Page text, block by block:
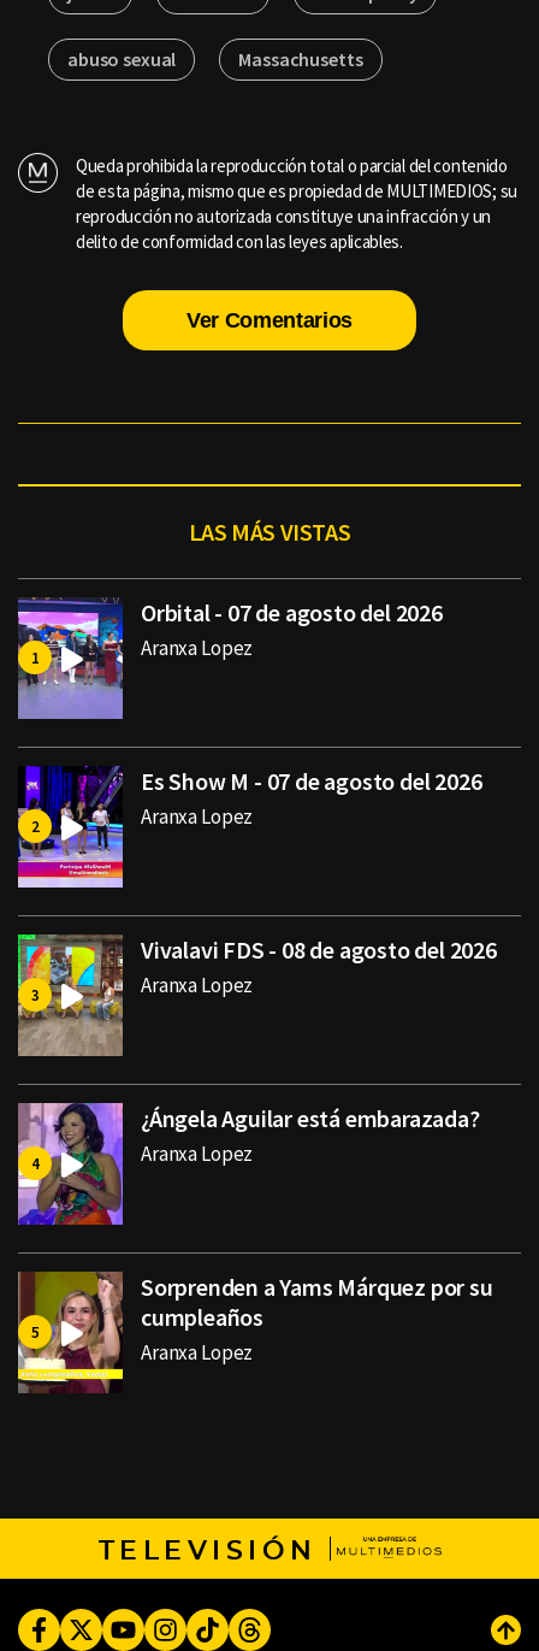
abuso sexual Massachusetts
Queda prohibida la reproducción total o parcial del contenido
de esta página, mismo que es propiedad de MULTIMEDIOS; su
reproducción no autorizada constituye una infracción y un
delito de conformidad con las leyes aplicables.
Ver Comentarios
LAS MÁS VISTAS
Orbital - 07 de agosto del 2026
Aranxa Lopez
Es Show M - 07 de agosto del 2026
Aranxa Lopez
Vivalavi FDS - 08 de agosto del 2026
Aranxa Lopez
¿Ángela Aguilar está embarazada?
Aranxa Lopez
Sorprenden a Yams Márquez por su
cumpleaños
Aranxa Lopez
TELEVISIÓN
FacebookTwitterYoutubeInstagram
TikTokThreads